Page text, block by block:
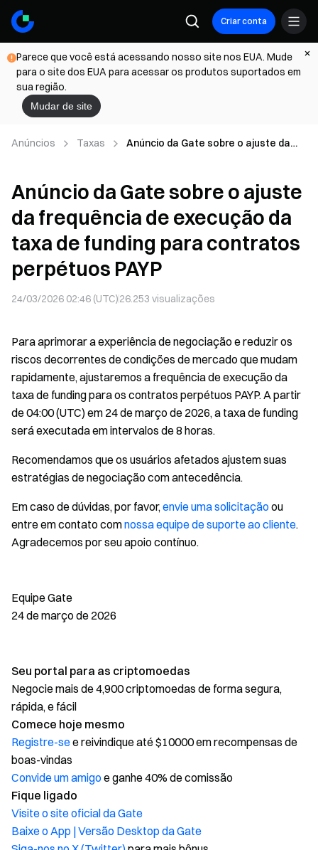
Criar conta
Parece que você está acessando nosso site nos EUA. Mude
para o site dos EUA para acessar os produtos suportados em
sua região.
Mudar de site
Anúncios Taxas
Anúncio da Gate sobre o ajuste da
PAYP
Anúncio da Gate sobre o ajuste
da frequência de execução da
taxa de funding para contratos
perpétuos PAYP
24/03/2026 02:46 (UTC)26.253 visualizações
Para aprimorar a experiência de negociação e reduzir os
riscos decorrentes de condições de mercado que mudam
rapidamente, ajustaremos a frequência de execução da
taxa de funding para os contratos perpétuos PAYP. A partir
de 04:00 (UTC) em 24 de março de 2026, a taxa de funding
será executada em intervalos de 8 horas.
Recomendamos que os usuários afetados ajustem suas
estratégias de negociação com antecedência.
Em caso de dúvidas, por favor,envie uma solicitação ou
entre em contato comnossa equipe de suporte ao cliente.
Agradecemos por seu apoio contínuo.
Equipe Gate
24 de março de 2026
Seu portal para as criptomoedas
Negocie mais de 4,900 criptomoedas de forma segura,
rápida, e fácil
Comece hoje mesmo
Registre-see reivindique até $10000 em recompensas de
boas-vindas
Convide um amigo e ganhe 40% de comissão
Fique ligado
Visite o site oficial da Gate
Baixe o App | Versão Desktop da Gate